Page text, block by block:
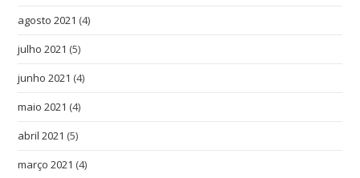
agosto 2021 (4)
julho 2021 (5)
junho 2021 (4)
maio 2021 (4)
abril 2021 (5)
março 2021 (4)